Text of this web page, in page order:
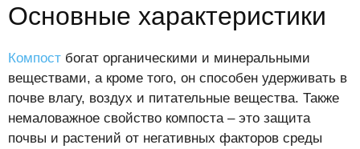
Основные характеристики
Компост богат органическими и минеральными
веществами, а кроме того, он способен удерживать в
почве влагу, воздух и питательные вещества. Также
немаловажное свойство компоста – это защита
почвы и растений от негативных факторов среды